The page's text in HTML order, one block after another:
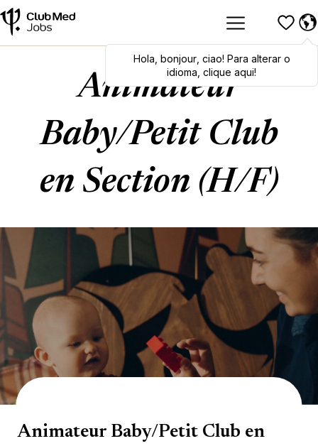
Hola,bonjour,ciao! To switch
languages, click here!
Hola bonjour, ciao! Para alterar o
idioma, clique aqui!
Animateur
Baby/Petit Club
en Section (H/F)
Baby/Petit Club
Animateur Baby/Petit Club en